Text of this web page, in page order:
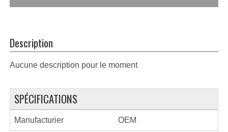
Description
Aucune description pour le moment
SPÉCIFICATIONS
Manufacturier OEM